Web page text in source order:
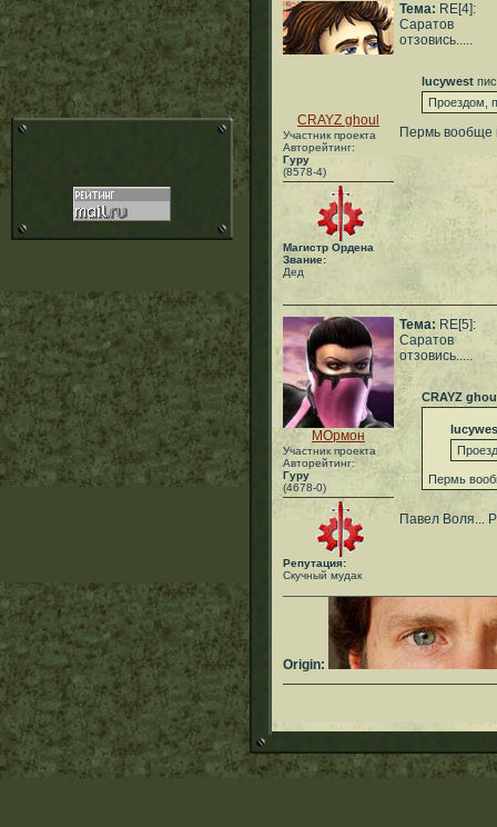
CRAYZ ghoul
Участник проекта
Авторейтинг:
Гуру
(8578-4)
Магистр Ордена
Звание:
Дед
Тема: RE[4]:
Саратов
отзовись.....
lucywest
Проездом,
Пеpмь вообще
МОрмон
Участник проекта
Авторейтинг:
Гуру
(4678-0)
Репутация:
Скучный мудак
Тема: RE[5]:
Саратов
отзовись.....
CRAYZ
Пеpмь
Павел Воля...
Origin: